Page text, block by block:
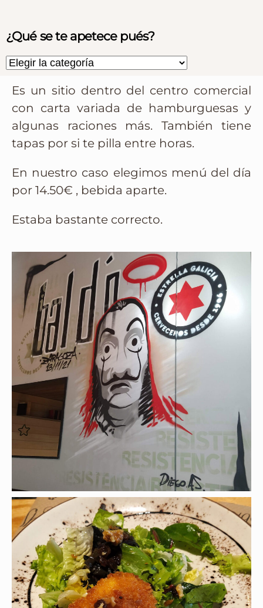
Es un sitio dentro del centro comercial
con carta variada de hamburguesas y
algunas raciones más. También tiene
tapas por si te pilla entre horas.
En nuestro caso elegimos menú del día
por 14.50€ , bebida aparte.
Estaba bastante correcto.
¿Qué se te apetece pués?